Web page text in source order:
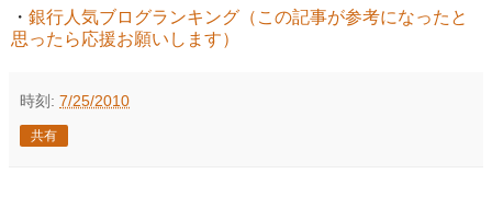
・ 銀行人気ブログランキング（この記事が参考になったと
思ったら応援お願いします）
時刻: 7/25/2010
共有